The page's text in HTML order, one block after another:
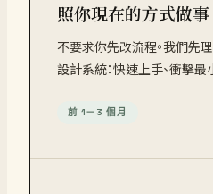
照你現在的方式做事
不要求你先改流程。我們先
設計系統：快速上手、衝擊最
前 1－3 個月